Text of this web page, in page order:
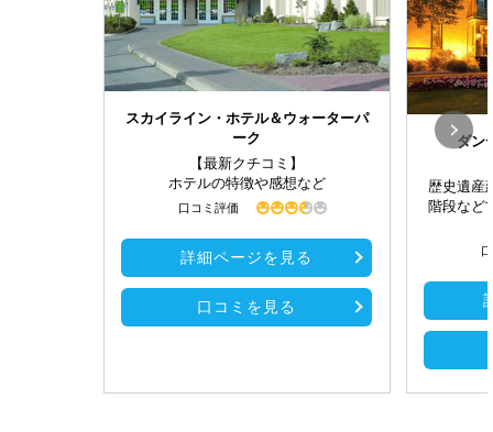
スカイライン・ホテル＆ウォーターパ
ーク
【最新クチコミ】
ホテルの特徴や感想など
口コミ評価
詳細ページを見る
口コミを見る
ダン
歴史遺産
階段など